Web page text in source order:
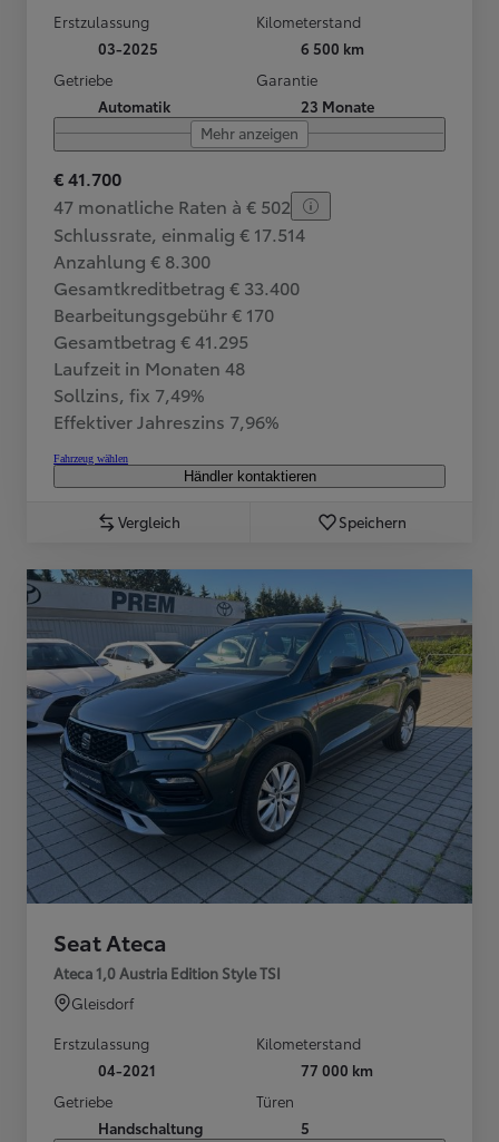
Erstzulassung
03-2025
Kilometerstand
6 500 km
Getriebe
Automatik
Garantie
23 Monate
Mehr anzeigen
€ 41.700
47 monatliche Raten à € 502
Schlussrate, einmalig € 17.514
Anzahlung € 8.300
Gesamtkreditbetrag € 33.400
Bearbeitungsgebühr € 170
Gesamtbetrag € 41.295
Laufzeit in Monaten 48
Sollzins, fix 7,49%
Effektiver Jahreszins 7,96%
Fahrzeug wählen
Händler kontaktieren
Vergleich Speichern
Seat Ateca
Ateca 1,0 Austria Edition Style TSI
Gleisdorf
Erstzulassung
04-2021
Kilometerstand
77 000 km
Getriebe
Handschaltung
Türen
5